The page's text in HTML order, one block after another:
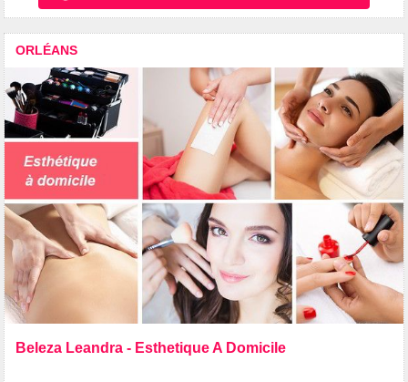
ORLÉANS
Beleza Leandra - Esthetique A Domicile